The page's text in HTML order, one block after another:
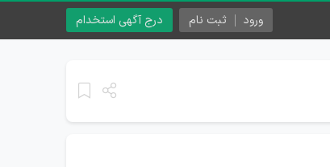
درج آگهی استخدام ورود ثبت نام